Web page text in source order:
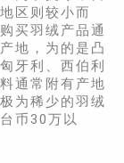
区则较小而
买羽绒产品通
地，为的是凸
牙利、西伯利
通常附有产地
为稀少的羽绒
币30万以